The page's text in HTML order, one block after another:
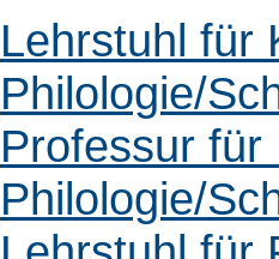
Lehrstuhl für
Philologie/
Professur für
Philologie/